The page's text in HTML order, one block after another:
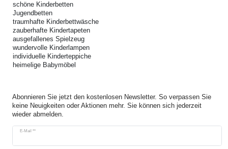
schöne Kinderbetten
Jugendbetten
traumhafte Kinderbettwäsche
zauberhafte Kindertapeten
ausgefallenes Spielzeug
wundervolle Kinderlampen
individuelle Kinderteppiche
heimelige Babymöbel
Abonnieren Sie jetzt den kostenlosen Newsletter. So verpassen Sie
keine Neuigkeiten oder Aktionen mehr. Sie können sich jederzeit
wieder abmelden.
E-Mail **
Newsletter